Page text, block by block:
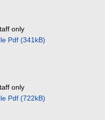
only
Pdf (341kB)
only
Pdf (722kB)